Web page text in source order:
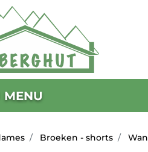
MENU
Broeken - shorts